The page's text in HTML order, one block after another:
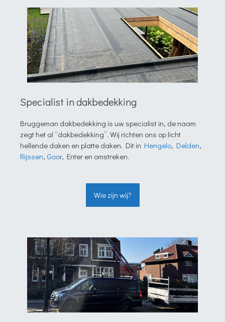
Specialist in dakbedekking
Bruggeman dakbedekking is uw specialist in, de naam
zegt het al “dakbedekking”. Wij richten ons op licht
hellende daken en platte daken. Dit in Hengelo, Delden,
Rijssen, Goor, Enter en omstreken.
Wie zijn wij?